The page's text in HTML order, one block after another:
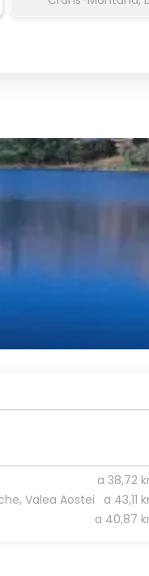
a 38,72
Valea Aostei
a 43,11
a 40,87